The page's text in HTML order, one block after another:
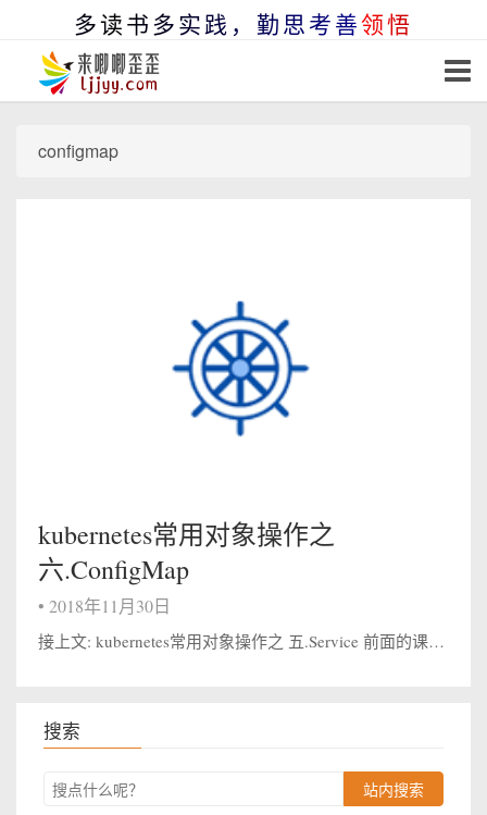
多读书多实践，勤思考善领悟
configmap
kubernetes常用对象操作之
六.ConfigMap
• 2018年11月30日
接上文: kubernetes常用对象操作之 五.Service 前面的课程中我们学习了Servie的使用，Service是Kubernetes系统中非常重要的一个核心概念，我们还会在后面 的课程中继续学习Service的一些使用方...
搜索
站内搜索